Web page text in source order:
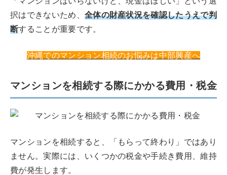
択はできないため、 全体の財産状況を確認したうえで判
断することが重要です。
沖縄でのマンション相続のお悩みは中部興産へ
マンションを相続する際にかかる費用・税金
マンションを相続すると、「もらって終わり」ではあり
ません。実際には、いくつかの税金や手続き費用、維持
費が発生します。